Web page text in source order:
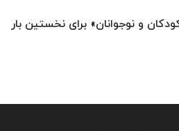
و نوجوانان» برای نخستین بار